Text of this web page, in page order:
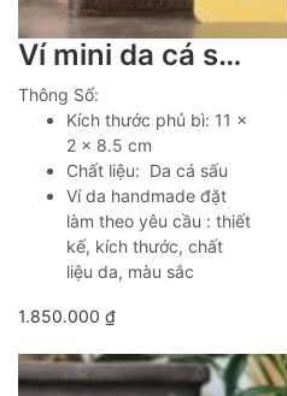
Ví mini da cá sấu cao cấp khâu tay thủ công Lano VCSTK016
Thông Số:
Kích thước phủ bì: 11 x
2 x 8.5 cm
Chất liệu: Da cá sấu
Ví da handmade đặt
làm theo yêu cầu : thiết
kế, kích thước, chất
liệu da, màu sắc
1.850.000 ₫